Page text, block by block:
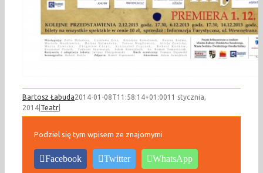
Bartosz Łabuda2014-01-08T11:58:14+01:0011 stycznia,
2014 Teatr
Podziel się tym wpisem ze znajomymi
Facebook Twitter WhatsApp